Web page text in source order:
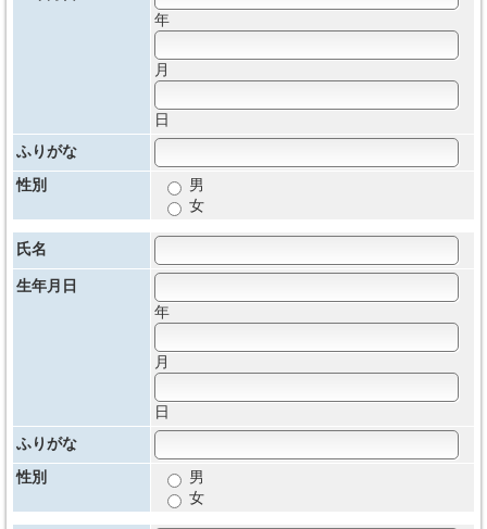
年
月
日
ふりがな
性別
男
女
氏名
生年月日
年
月
日
ふりがな
性別
男
女